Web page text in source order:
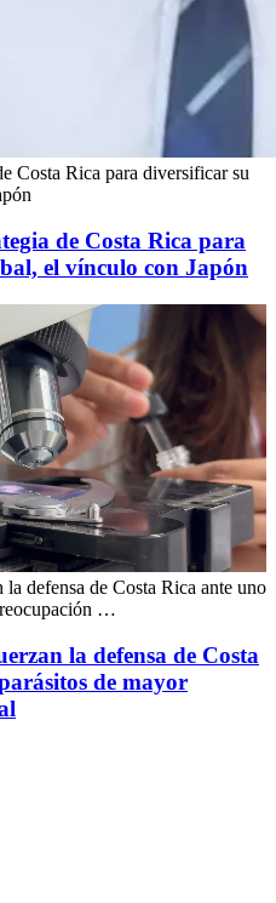
Costa Rica para diversificar su
de Costa Rica para
el vínculo con Japón
defensa de Costa Rica ante uno
…
la defensa de Costa
de mayor